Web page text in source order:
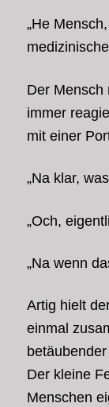
„He
Der Mensch
immer
mit einer
„Na klar,
„Och,
„Na wenn
Artig hielt
einmal
Der kleine
Menschen